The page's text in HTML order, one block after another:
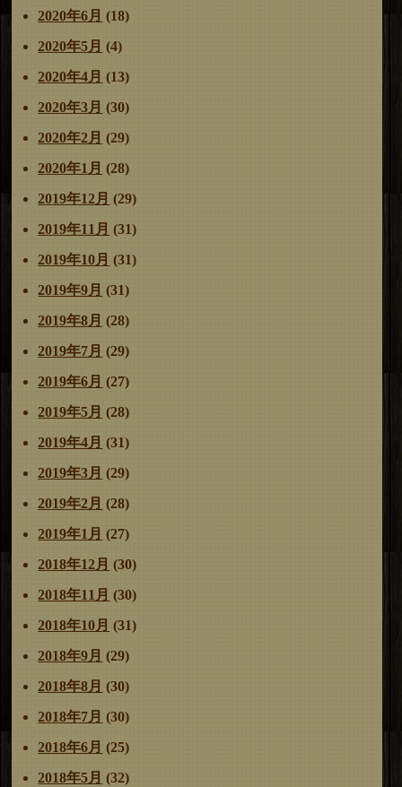
2020年6月 (18)
2020年5月 (4)
2020年4月 (13)
2020年3月 (30)
2020年2月 (29)
2020年1月 (28)
2019年12月 (29)
2019年11月 (31)
2019年10月 (31)
2019年9月 (31)
2019年8月 (28)
2019年7月 (29)
2019年6月 (27)
2019年5月 (28)
2019年4月 (31)
2019年3月 (29)
2019年2月 (28)
2019年1月 (27)
2018年12月 (30)
2018年11月 (30)
2018年10月 (31)
2018年9月 (29)
2018年8月 (30)
2018年7月 (30)
2018年6月 (25)
2018年5月 (32)